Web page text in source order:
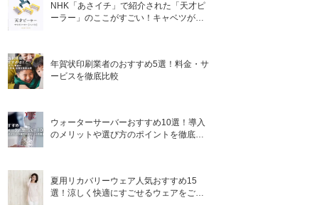
NHK「あさイチ」で紹介された「天才ピ
ーラー」のここがすごい！キャベツがほ
年賀状印刷業者のおすすめ5選！料金・サ
ービスを徹底比較
ウォーターサーバーおすすめ10選！導入
のメリットや選び方のポイントを徹底解
夏用リカバリーウェア人気おすすめ15
選！涼しく快適にすごせるウェアをご紹